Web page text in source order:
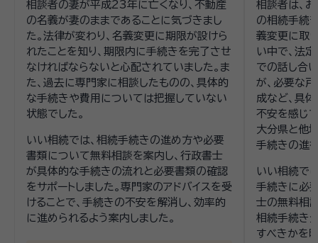
相談者の妻が平成23年に亡くなり、不動産
の名義が妻のままであることに気づきまし
た。法律が変わり、名義変更に期限が設けら
れたことを知り、期限内に手続きを完了させ
なければならないと心配されていました。ま
た、過去に専門家に相談したものの、具体的
な手続きや費用については把握していない
状態でした。
いい相続では、相続手続きの進め方や必要
書類について無料相談を案内し、行政書士
が具体的な手続きの流れと必要書類の確認
をサポートしました。専門家のアドバイスを受
けることで、手続きの不安を解消し、効率的
に進められるよう案内しました。
相談者は、
の相続手続
義変更に取
い中で、法
での話し合
が、必要な
成など、具
不安を感じ
大分県と他
手続きの進
いい相続で
手続きに必
士の無料相
相続手続き
すべきかを